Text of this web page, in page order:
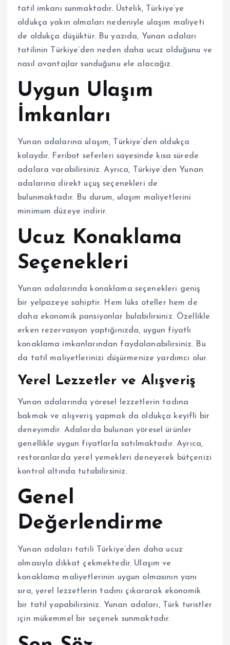
tatil imkanı sunmaktadır. Üstelik, Türkiye’ye
oldukça yakın olmaları nedeniyle ulaşım maliyeti
de oldukça düşüktür. Bu yazıda, Yunan adaları
tatilinin Türkiye’den neden daha ucuz olduğunu ve
nasıl avantajlar sunduğunu ele alacağız.
Uygun Ulaşım
İmkanları
Yunan adalarına ulaşım, Türkiye’den oldukça
kolaydır. Feribot seferleri sayesinde kısa sürede
adalara varabilirsiniz. Ayrıca, Türkiye’den Yunan
adalarına direkt uçuş seçenekleri de
bulunmaktadır. Bu durum, ulaşım maliyetlerini
minimum düzeye indirir.
Ucuz Konaklama
Seçenekleri
Yunan adalarında konaklama seçenekleri geniş
bir yelpazeye sahiptir. Hem lüks oteller hem de
daha ekonomik pansiyonlar bulabilirsiniz. Özellikle
erken rezervasyon yaptığınızda, uygun fiyatlı
konaklama imkanlarından faydalanabilirsiniz. Bu
da tatil maliyetlerinizi düşürmenize yardımcı olur.
Yerel Lezzetler ve Alışveriş
Yunan adalarında yöresel lezzetlerin tadına
bakmak ve alışveriş yapmak da oldukça keyifli bir
deneyimdir. Adalarda bulunan yöresel ürünler
genellikle uygun fiyatlarla satılmaktadır. Ayrıca,
restoranlarda yerel yemekleri deneyerek bütçenizi
kontrol altında tutabilirsiniz.
Genel
Değerlendirme
Yunan adaları tatili Türkiye’den daha ucuz
olmasıyla dikkat çekmektedir. Ulaşım ve
konaklama maliyetlerinin uygun olmasının yanı
sıra, yerel lezzetlerin tadını çıkararak ekonomik
bir tatil yapabilirsiniz. Yunan adaları, Türk turistler
için mükemmel bir seçenek sunmaktadır.